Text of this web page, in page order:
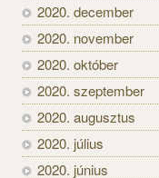
2020. december
2020. november
2020. október
2020. szeptember
2020. augusztus
2020. július
2020. június